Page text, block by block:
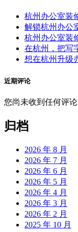
杭州办公室装
解锁杭州办公
杭州办公室装
在杭州，把写
想在杭州升级
近期评论
您尚未收到任何评论
归档
2026 年 8 月
2026 年 7 月
2026 年 6 月
2026 年 5 月
2026 年 4 月
2026 年 3 月
2026 年 2 月
2025 年 10 月